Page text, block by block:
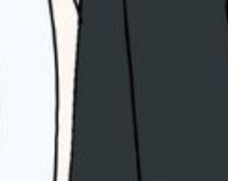
WE'RE GETTING MARRIED
Countdown Timer
(Doa Nabi Muhammad SAW, pada